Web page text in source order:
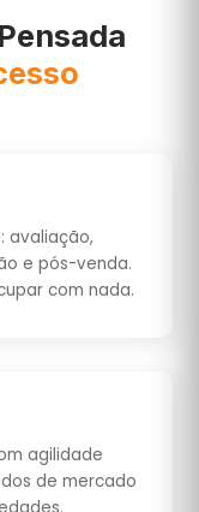
avaliação,
e pós-venda.
com nada.
agilidade
de mercado